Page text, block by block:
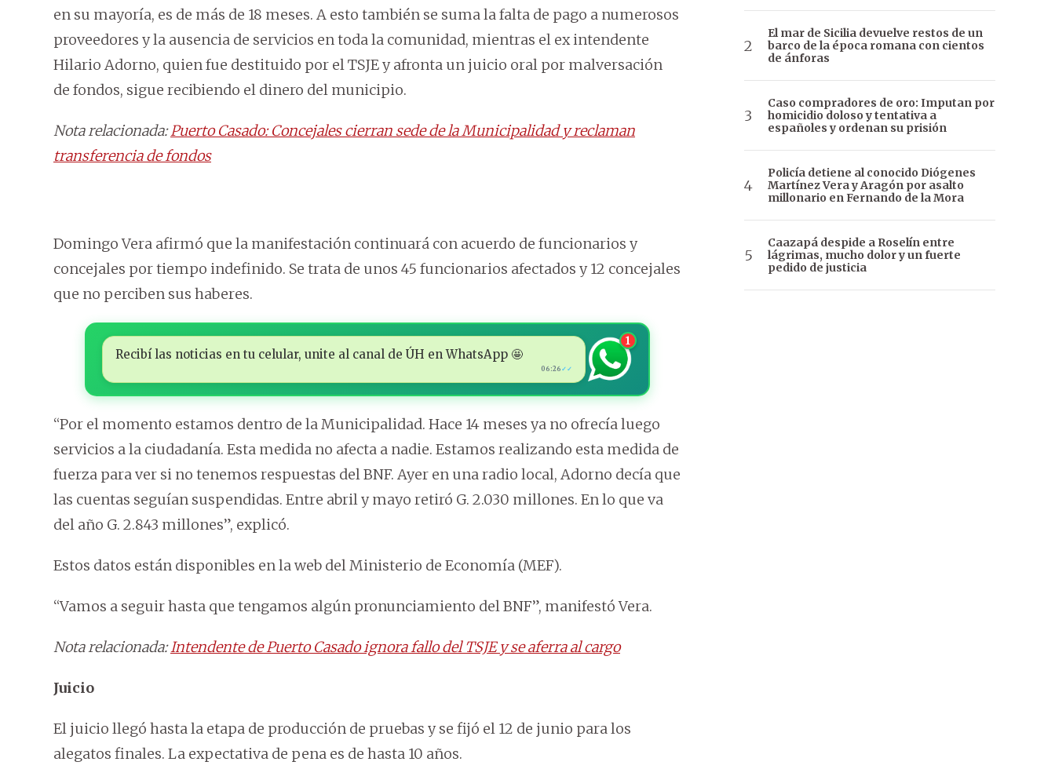
en su mayoría, es de más de 18 meses. A esto también se suma la falta de pago a numerosos
proveedores y la ausencia de servicios en toda la comunidad, mientras el ex intendente
Hilario Adorno, quien fue destituido por el TSJE y afronta un juicio oral por malversación
de fondos, sigue recibiendo el dinero del municipio.
Nota relacionada:Puerto Casado: Concejales cierran sede de la Municipalidad y reclaman
transferencia de fondos
Domingo Vera afirmó que la manifestación continuará con acuerdo de funcionarios y
concejales por tiempo indefinido. Se trata de unos 45 funcionarios afectados y 12 concejales
que no perciben sus haberes.
Recibí las noticias en tu celular, unite al canal de ÚH en WhatsApp 🤩
06:26 ✓✓
1
“Por el momento estamos dentro de la Municipalidad. Hace 14 meses ya no ofrecía luego
servicios a la ciudadanía. Esta medida no afecta a nadie. Estamos realizando esta medida de
fuerza para ver si no tenemos respuestas del BNF. Ayer en una radio local, Adorno decía que
las cuentas seguían suspendidas. Entre abril y mayo retiró G. 2.030 millones. En lo que va
del año G. 2.843 millones”, explicó.
Estos datos están disponibles en la web del Ministerio de Economía (MEF).
“Vamos a seguir hasta que tengamos algún pronunciamiento del BNF”, manifestó Vera.
Nota relacionada:Intendente de Puerto Casado ignora fallo del TSJE y se aferra al cargo
Juicio
El juicio llegó hasta la etapa de producción de pruebas y se fijó el 12 de junio para los
alegatos finales. La expectativa de pena es de hasta 10 años.
El mar de Sicilia devuelve restos de un
barco de la época romana con cientos
de ánforas
Caso compradores de oro: Imputan por
homicidio doloso y tentativa a
españoles y ordenan su prisión
Policía detiene al conocido Diógenes
Martínez Vera y Aragón por asalto
millonario en Fernando de la Mora
Caazapá despide a Roselín entre
lágrimas, mucho dolor y un fuerte
pedido de justicia